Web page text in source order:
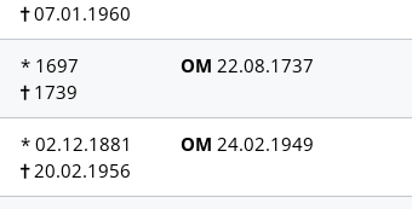
07.01.1960
* 1697
1739
OM 22.08.1737
* 02.12.1881
20.02.1956
OM 24.02.1949